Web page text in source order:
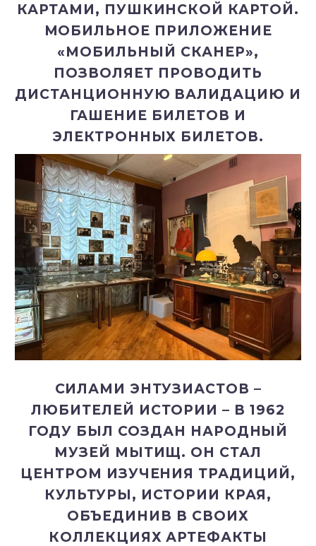
КАРТАМИ, ПУШКИНСКОЙ КАРТОЙ.
МОБИЛЬНОЕ ПРИЛОЖЕНИЕ
«МОБИЛЬНЫЙ СКАНЕР»,
ПОЗВОЛЯЕТ ПРОВОДИТЬ
ДИСТАНЦИОННУЮ ВАЛИДАЦИЮ И
ГАШЕНИЕ БИЛЕТОВ И
ЭЛЕКТРОННЫХ БИЛЕТОВ.
СИЛАМИ ЭНТУЗИАСТОВ –
ЛЮБИТЕЛЕЙ ИСТОРИИ – В 1962
ГОДУ БЫЛ СОЗДАН НАРОДНЫЙ
МУЗЕЙ МЫТИЩ. ОН СТАЛ
ЦЕНТРОМ ИЗУЧЕНИЯ ТРАДИЦИЙ,
КУЛЬТУРЫ, ИСТОРИИ КРАЯ,
ОБЪЕДИНИВ В СВОИХ
КОЛЛЕКЦИЯХ АРТЕФАКТЫ